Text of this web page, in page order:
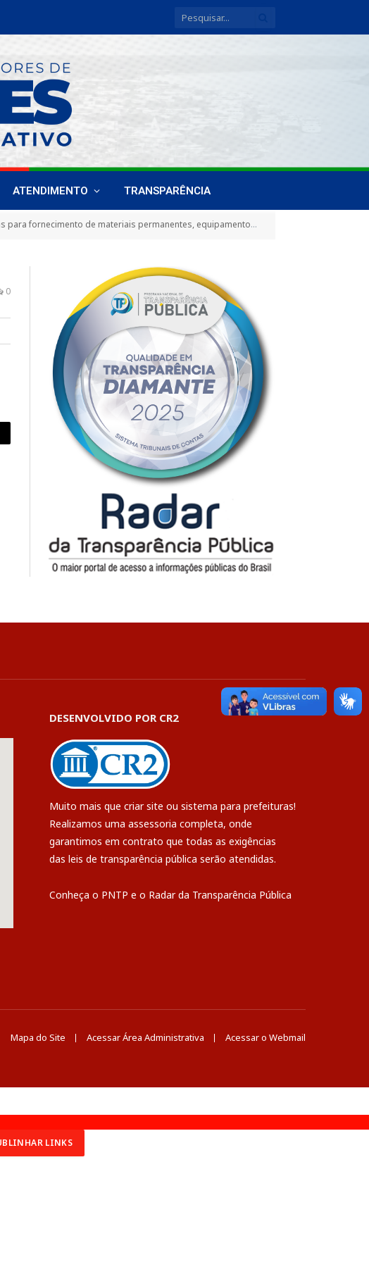
ATENDIMENTO TRANSPARÊNCIA
e periféricos de informática, a fim de atender às necessidades da Câmara Municipal de Breves/PA)
0
DESENVOLVIDO POR CR2
Muito mais que criar site ou sistema para prefeituras!
Realizamos uma assessoria completa, onde
garantimos em contrato que todas as exigências
das leis de transparência pública serão atendidas.
Conheça o PNTP e o Radar da Transparência Pública
Mapa do Site Acessar Área Administrativa Acessar o Webmail
LINKS